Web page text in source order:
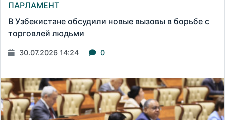
ПАРЛАМЕНТ
В Узбекистане обсудили новые вызовы в борьбе с
торговлей людьми
30.07.2026 14:24 0